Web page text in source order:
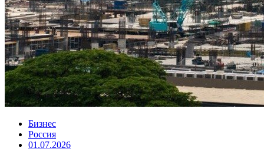
Бизнес
Россия
01.07.2026